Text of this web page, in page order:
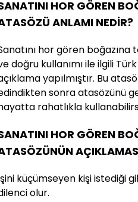
HOR GÖREN
ANLAMI NEDİR?
hor gören
doğru kullanımı ile ilgili
yapılmıştır. Bu
sonra atasözünü
rahatlıkla
HOR GÖREN
küçümseyen kişi istediği
olur.